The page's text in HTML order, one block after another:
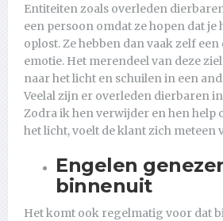
Entiteiten zoals overleden
een persoon omdat ze hopen dat je
oplost. Ze hebben dan vaak zelf
emotie. Het merendeel van deze
naar het licht en schuilen in een
Veelal zijn er overleden dierbaren
Zodra ik hen verwijder en hen help
het licht, voelt de klant zich meteen
Engelen
binnenuit
Het komt ook regelmatig voor dat